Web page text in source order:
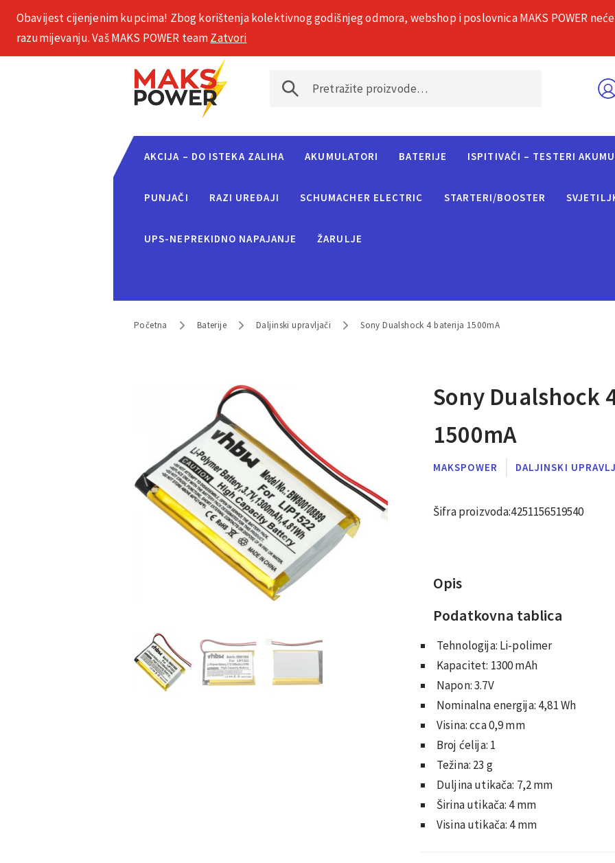
+385 1 2002 575 O nama
AKCIJA – DO ISTEKA ZALIHA AKUMULATORI BATERIJE ISPITIVAČI – TESTERI
PUNJAČI RAZI UREĐAJI SCHUMACHER ELECTRIC STARTERI/BOOSTER
UPS-NEPREKIDNO NAPAJANJE ŽARULJE
Početna Baterije Daljinski upravljači Sony Dualshock 4 baterija 1500mA
Sony Dualshock
1500mA
MAKSPOWER DALJINSKI
Šifra proizvoda:4251156519540
Opis
Podatkovna tablica
Tehnologija: Li-polimer
Kapacitet: 1300 mAh
Napon: 3.7V
Nominalna energija: 4,81 Wh
Visina: cca 0,9 mm
Broj ćelija: 1
Težina: 23 g
Duljina utikača: 7,2 mm
Širina utikača: 4 mm
Visina utikača: 4 mm
Obavijest cijenjenim kupcima! Zbog korištenja kolektivnog godišnjeg odmora, webshop i poslovnica MAKS POWER neće
razumijevanju. Vaš MAKS POWER teamZatvori